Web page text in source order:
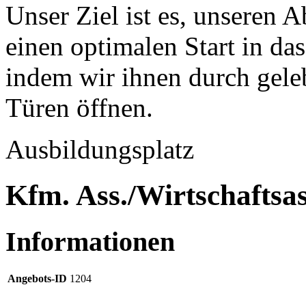
Unser Ziel ist es, unseren
einen optimalen Start in
indem wir ihnen durch
Türen öffnen.
Ausbildungsplatz
Kfm. Ass./
Informationen
Angebots-ID 1204